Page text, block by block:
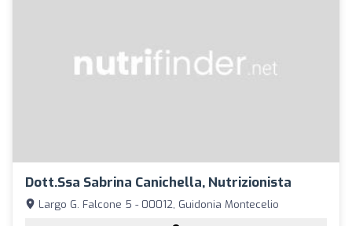
Dott.ssa Sabrina Canichella, Nutrizionista
Largo G. Falcone 5 - 00012, Guidonia Montecelio